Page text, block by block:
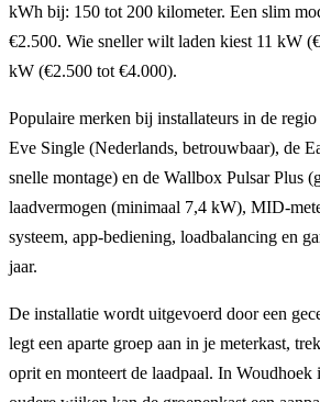
kWh bij: 150 tot 200 kilometer. Een slim
€2.500. Wie sneller wilt laden kiest 11 kW
kW (€2.500 tot €4.000).
Populaire merken bij installateurs in de
Eve Single (Nederlands, betrouwbaar), de
snelle montage) en de Wallbox Pulsar Plus
laadvermogen (minimaal 7,4 kW), MID-
systeem, app-bediening, loadbalancing en
jaar.
De installatie wordt uitgevoerd door een
legt een aparte groep aan in je meterkast,
oprit en monteert de laadpaal. In Woudhoek